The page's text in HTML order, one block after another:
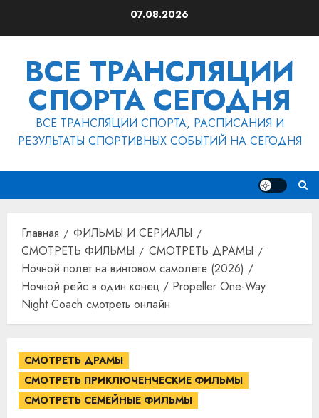
07.08.2026
ВСЕ ТРАНСЛЯЦИИ
СПОРТА СЕГОДНЯ
ВСЕ ТРАНСЛЯЦИИ СПОРТА, РАСПИСАНИЯ И
РЕЗУЛЬТАТЫ СПОРТИВНЫХ СОБЫТИЙ НА СЕГОДНЯ
Главная
ФИЛЬМЫ И СЕРИАЛЫ
СМОТРЕТЬ ФИЛЬМЫ
СМОТРЕТЬ ДРАМЫ
Ночной полет на винтовом самолете (2026) /
Ночной рейс в один конец / Propeller One-Way
Night Coach смотреть онлайн
СМОТРЕТЬ ДРАМЫ
СМОТРЕТЬ ПРИКЛЮЧЕНЧЕСКИЕ ФИЛЬМЫ
СМОТРЕТЬ СЕМЕЙНЫЕ ФИЛЬМЫ